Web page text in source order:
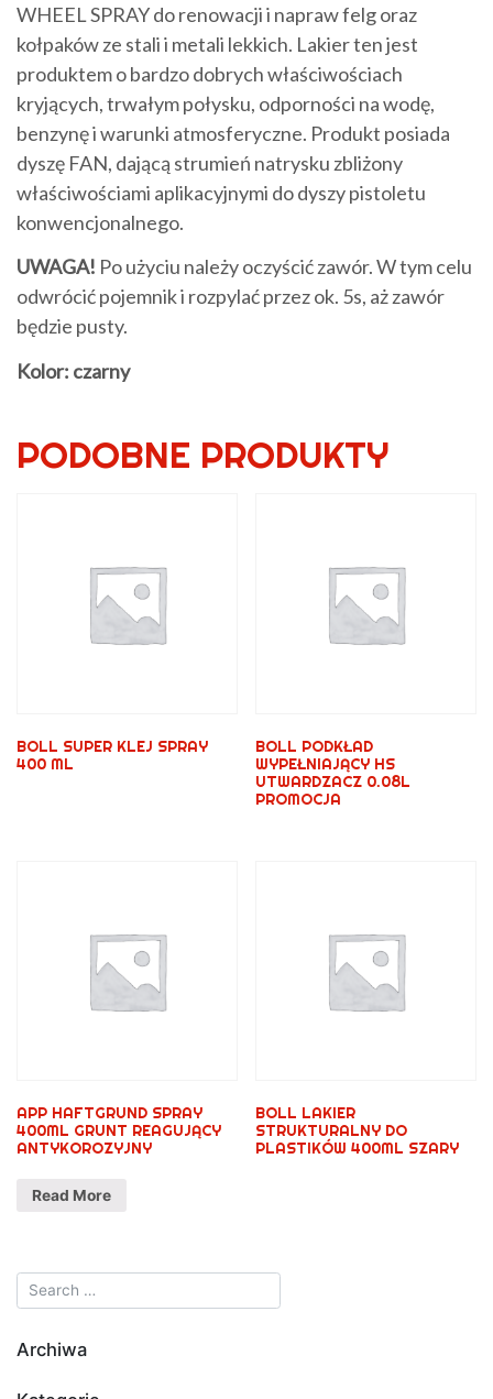
WHEEL SPRAY do renowacji i napraw felg oraz
kołpaków ze stali i metali lekkich. Lakier ten jest
produktem o bardzo dobrych właściwościach
kryjących, trwałym połysku, odporności na wodę,
benzynę i warunki atmosferyczne. Produkt posiada
dyszę FAN, dającą strumień natrysku zbliżony
właściwościami aplikacyjnymi do dyszy pistoletu
konwencjonalnego.
UWAGA! Po użyciu należy oczyścić zawór. W tym celu
odwrócić pojemnik i rozpylać przez ok. 5s, aż zawór
będzie pusty.
Kolor: czarny
PODOBNE PRODUKTY
BOLL SUPER KLEJ SPRAY
400 ML
BOLL PODKŁAD
WYPEŁNIAJĄCY HS
UTWARDZACZ 0.08L
PROMOCJA
APP HAFTGRUND SPRAY
400ML GRUNT REAGUJĄCY
ANTYKOROZYJNY
Read More
BOLL LAKIER
STRUKTURALNY DO
PLASTIKÓW 400ML SZARY
Archiwa